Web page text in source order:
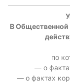
В Общественной
по
— о
— о фактах